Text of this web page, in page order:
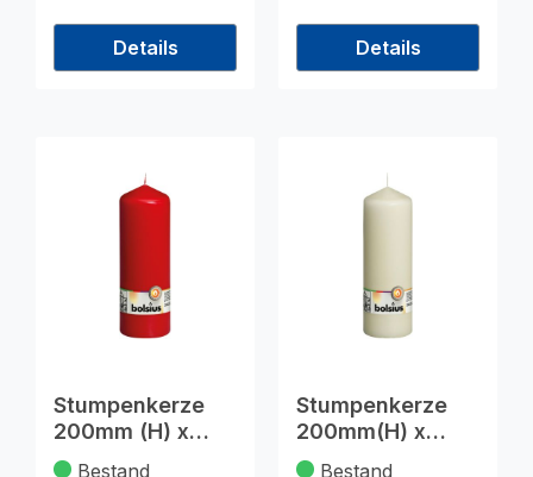
Details Details
Stumpenkerze
200mm (H) x
68mm (DM), rot
Bestand
Stumpenkerze
200mm(H) x
68mm(DM)cham
Bestand